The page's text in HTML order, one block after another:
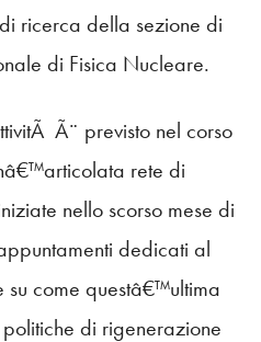
ricerca della sezione di
di Fisica Nucleare.
Ã¨ previsto nel corso
rete di
nello scorso mese di
dedicati al
come questâ€™ultima
di rigenerazione